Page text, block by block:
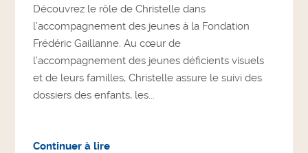
Découvrez le rôle de Christelle dans
l’accompagnement des jeunes à la Fondation
Frédéric Gaillanne. Au cœur de
l’accompagnement des jeunes déficients visuels
et de leurs familles, Christelle assure le suivi des
dossiers des enfants, les...
Continuer à lire